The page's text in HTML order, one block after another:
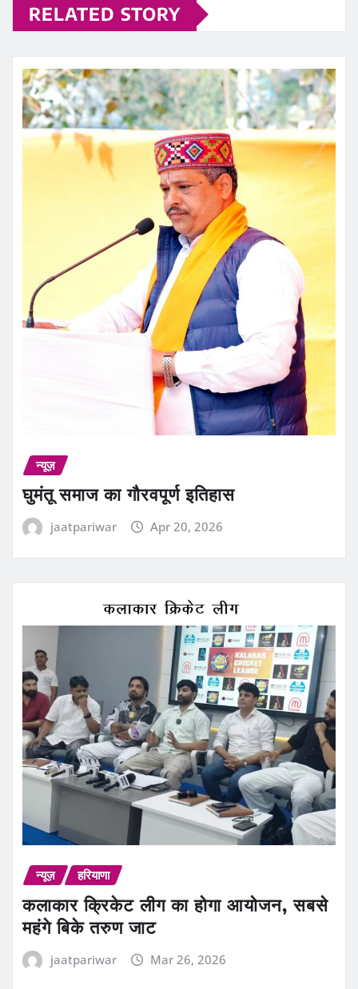
RELATED STORY
न्यूज़
घुमंतू समाज का गौरवपूर्ण इतिहास
jaatpariwar Apr 20, 2026
न्यूज़ हरियाणा
कलाकार क्रिकेट लीग का होगा आयोजन, सबसे
महंगे बिके तरुण जाट
jaatpariwar Mar 26, 2026